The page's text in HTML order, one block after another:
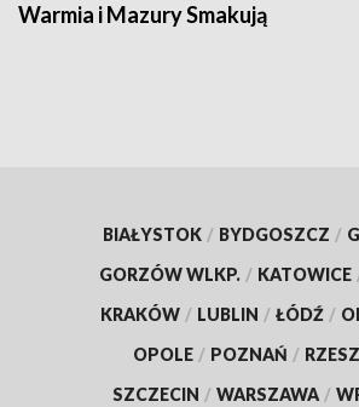
Warmia i Mazury Smakują
BIAŁYSTOK / BYDGOSZCZ /
GORZÓW WLKP. / KATOWICE
KRAKÓW / LUBLIN / ŁÓDŹ /
OPOLE / POZNAŃ /
SZCZECIN / WARSZAWA /